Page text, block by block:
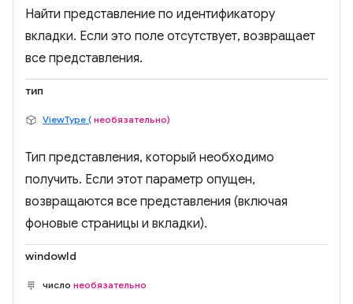
Найти представление по идентификатору
вкладки. Если это поле отсутствует, возвращает
все представления.
тип
ViewType ( необязательно)
Тип представления, который необходимо
получить. Если этот параметр опущен,
возвращаются все представления (включая
фоновые страницы и вкладки).
windowId
число необязательно